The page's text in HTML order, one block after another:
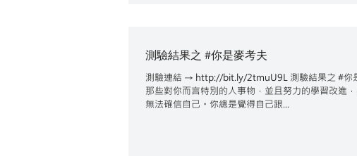
測驗結果之 #你是麥考夫
測驗連結 → http://bit.ly/2tmuU9L 測驗結果之 #你
那些對你而言特別的人事物，並且努力的學習改進
無法確信自己。你總是覺得自己跟...